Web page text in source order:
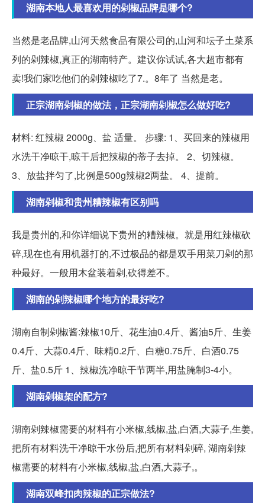
湖南本地人最喜欢用的剁椒品牌是哪个?
当然是老品牌,山河天然食品有限公司的,山河和坛子土菜系
列的剁辣椒,真正的湖南特产。建议你试试,各大超市都有
卖!我们家吃他们的剁辣椒吃了7.。8年了 当然是老。
正宗湖南剁椒的做法，正宗湖南剁椒怎么做好吃?
材料: 红辣椒 2000g、盐 适量。 步骤: 1、买回来的辣椒用
水洗干净晾干,晾干后把辣椒的蒂子去掉。 2、切辣椒。
3、放盐拌匀了,比例是500g辣椒2两盐。 4、提前。
湖南剁椒和贵州糟辣椒有区别吗
我是贵州的,和你详细说下贵州的糟辣椒。就是用红辣椒砍
碎,现在也有用机器打的,不过极品的都是双手用菜刀剁的那
种最好。一般用木盆装着剁,砍得差不。
湖南的剁辣椒哪个地方的最好吃?
湖南自制剁椒酱:辣椒10斤、花生油0.4斤、酱油5斤、生姜
0.4斤、大蒜0.4斤、味精0.2斤、白糖0.75斤、白酒0.75
斤、盐0.5斤 1、辣椒洗净晾干节两半,用盐腌制3-4小。
湖南剁椒架的配方?
湖南剁辣椒需要的材料有小米椒,线椒,盐,白酒,大蒜子,生姜,
把所有材料洗干净晾干水份后,把所有材料剁碎, 湖南剁辣
椒需要的材料有小米椒,线椒,盐,白酒,大蒜子,。
湖南双峰扣肉辣椒的正宗做法?